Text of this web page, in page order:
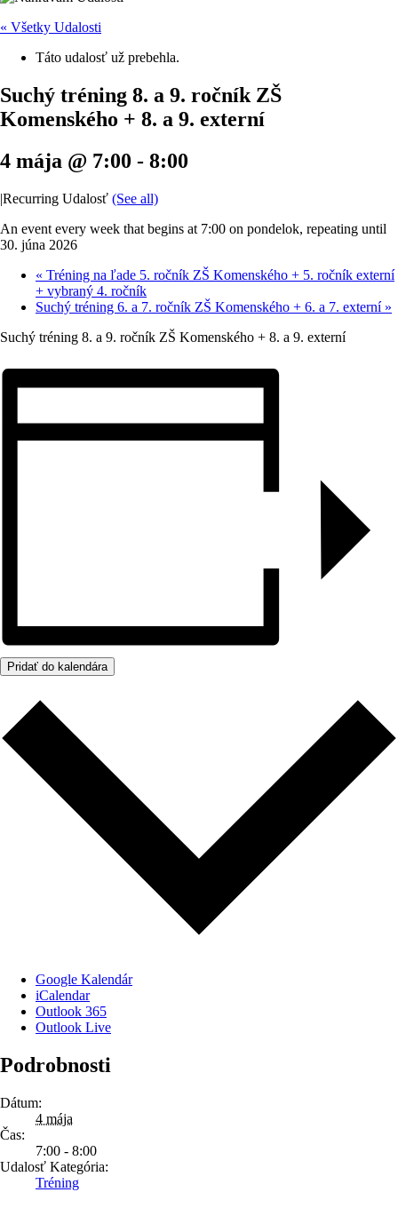
« Všetky Udalosti
Táto udalosť už prebehla.
Suchý tréning 8. a 9. ročník ZŠ
Komenského + 8. a 9. externí
4 mája @ 7:00 - 8:00
|Recurring Udalosť (See all)
An event every week that begins at 7:00 on pondelok, repeating until
30. júna 2026
« Tréning na ľade 5. ročník ZŠ Komenského + 5. ročník externí
+ vybraný 4. ročník
Suchý tréning 6. a 7. ročník ZŠ Komenského + 6. a 7. externí »
Suchý tréning 8. a 9. ročník ZŠ Komenského + 8. a 9. externí
Pridať do kalendára
Google Kalendár
iCalendar
Outlook 365
Outlook Live
Podrobnosti
Dátum:
4 mája
Čas:
7:00 - 8:00
Udalosť Kategória:
Tréning